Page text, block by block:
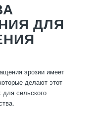
ДЛЯ
эрозии имеет
делают этот
сельского